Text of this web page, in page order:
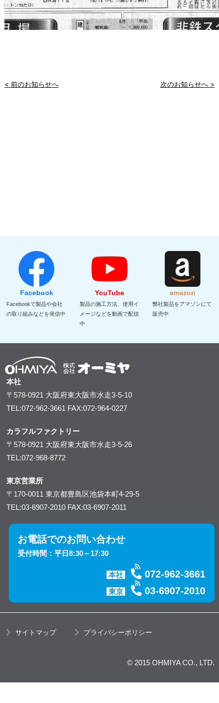
< 前のお知らせへ 次のお知らせへ >
Facebook
Facebookで製品や会社
の取り組みなどを発信中
YouTube
製品の施工方法、使用イ
メージなどを動画で配信
中
amazon
弊社製品をアマゾンにて
販売中
本社
〒578-0921 大阪府東大阪市水走3-5-10
TEL:072-962-3661 FAX:072-964-0227
カラフルファクトリー
〒578-0921 大阪府東大阪市水走3-5-26
TEL:072-968-8772
東京営業所
〒170-0011東京都豊島区池袋本町4-29-5
TEL:03-6907-2010 FAX:03-6907-2011
お電話でのお問い合わせ
受付時間：平日8:30～17:30
本社 072-962-3661
東京 03-6907-2010
サイトマップ プライバシーポリシー
© 2015 OHMIYA CO., LTD.